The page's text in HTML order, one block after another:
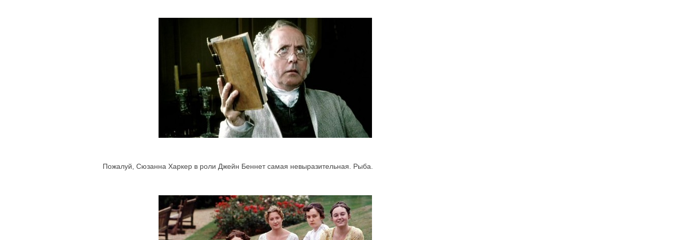
Пожалуй, Сюзанна Харкер в роли Джейн Беннет самая невыразительная. Рыба.